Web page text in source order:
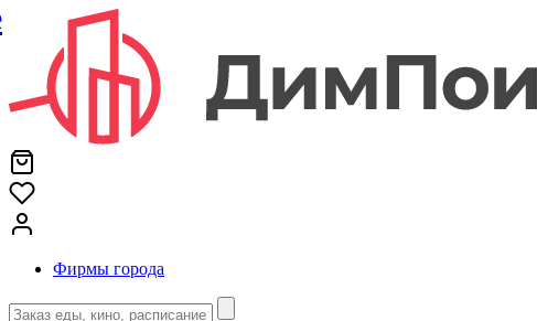
Фирмы города